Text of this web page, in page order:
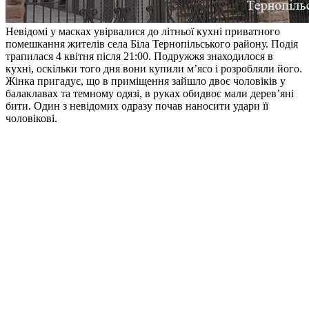
Невідомі у масках увірвалися до літньої кухні приватного
помешкання жителів села Біла Тернопільського району. Подія
трапилася 4 квітня після 21:00. Подружжя знаходилося в
кухні, оскільки того дня вони купили м’ясо і розробляли його.
Жінка пригадує, що в приміщення зайшло двоє чоловіків у
балаклавах та темному одязі, в руках обидвоє мали дерев’яні
бити. Один з невідомих одразу почав наносити удари її
чоловікові.